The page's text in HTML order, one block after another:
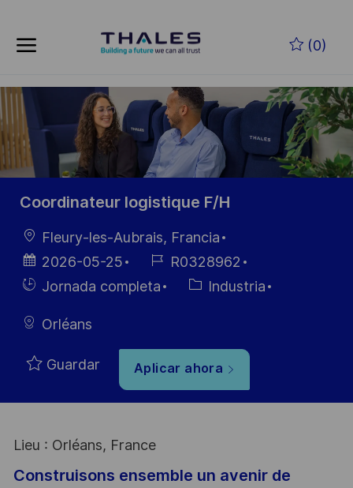
(0)
-
Coordinateur logistique F/H
Ubicación
Fleury-les-Aubrais, Francia
Fecha de
publicación
2026-05-25
ID de
empleo
R0328962
HiringJornada completa Categoría
Industria
Orléans
Guardar Aplicar ahora
Lieu : Orléans, France
Construisons ensemble un avenir de